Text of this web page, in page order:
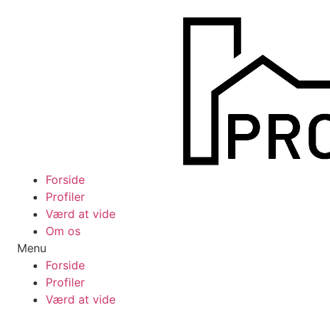
Forside
Profiler
Værd at vide
Om os
Menu
Forside
Profiler
Værd at vide